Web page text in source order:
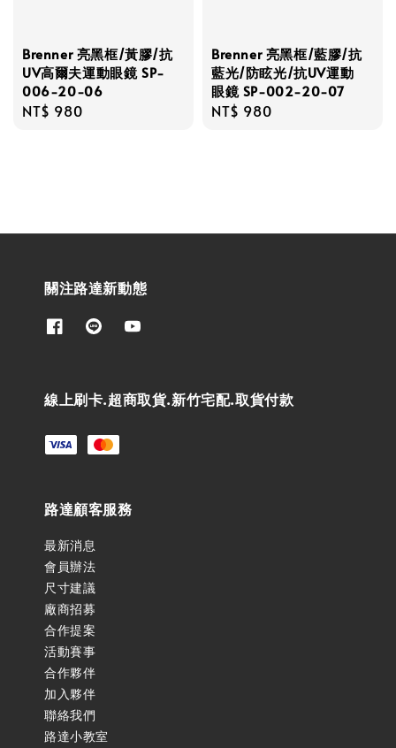
Brenner 亮黑框/黃膠/抗
UV高爾夫運動眼鏡 SP-
006-20-06
Regular
NT$ 980
Brenner 亮黑框/藍膠/抗
藍光/防眩光/抗UV運動
眼鏡 SP-002-20-07
Regular
NT$ 980
關注路達新動態
線上刷卡.超商取貨.新竹宅配.取貨付款
路達顧客服務
最新消息
會員辦法
尺寸建議
廠商招募
合作提案
活動賽事
合作夥伴
加入夥伴
聯絡我們
路達小教室